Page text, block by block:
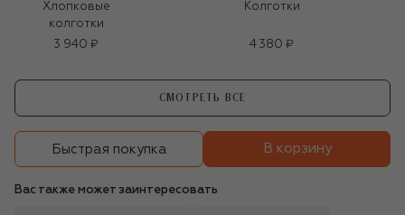
Хлопковые
колготки
3 940 ₽
Колготки
4 380 ₽
СМОТРЕТЬ ВСЕ
Быстрая покупка В корзину
Вас также может заинтересовать